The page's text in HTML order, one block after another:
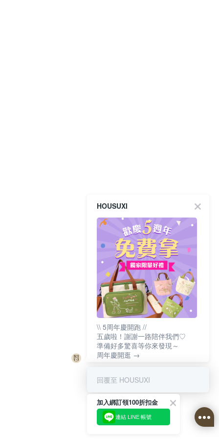
HOUSUXI
\\ 5周年慶開跑 //
五歲啦！謝謝一路陪伴我們♡
準備好多驚喜等你來發現～
周年慶開逛 →
回覆至 HOUSUXI
加入綁訂領100折扣金
連結 LINE 帳號